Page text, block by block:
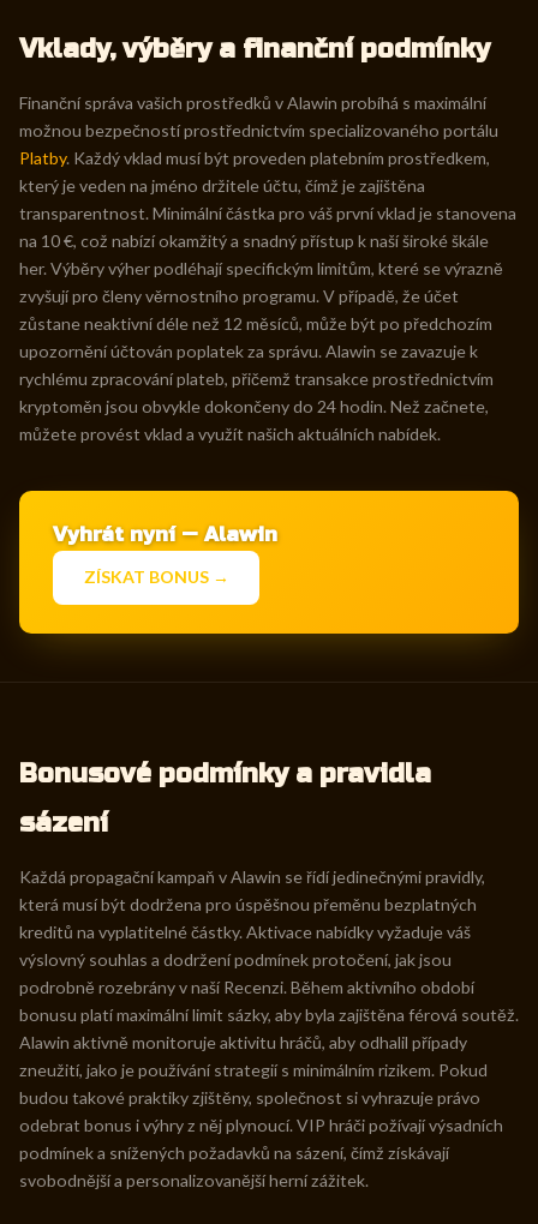
Vklady, výběry a finanční podmínky
Finanční správa vašich prostředků v Alawin probíhá s maximální
možnou bezpečností prostřednictvím specializovaného portálu
Platby. Každý vklad musí být proveden platebním prostředkem,
který je veden na jméno držitele účtu, čímž je zajištěna
transparentnost. Minimální částka pro váš první vklad je stanovena
na 10 €, což nabízí okamžitý a snadný přístup k naší široké škále
her. Výběry výher podléhají specifickým limitům, které se výrazně
zvyšují pro členy věrnostního programu. V případě, že účet
zůstane neaktivní déle než 12 měsíců, může být po předchozím
upozornění účtován poplatek za správu. Alawin se zavazuje k
rychlému zpracování plateb, přičemž transakce prostřednictvím
kryptoměn jsou obvykle dokončeny do 24 hodin. Než začnete,
můžete provést vklad a využít našich aktuálních nabídek.
Vyhrát nyní — Alawin
ZÍSKAT BONUS →
Bonusové podmínky a pravidla
sázení
Každá propagační kampaň v Alawin se řídí jedinečnými pravidly,
která musí být dodržena pro úspěšnou přeměnu bezplatných
kreditů na vyplatitelné částky. Aktivace nabídky vyžaduje váš
výslovný souhlas a dodržení podmínek protočení, jak jsou
podrobně rozebrány v naší Recenzi. Během aktivního období
bonusu platí maximální limit sázky, aby byla zajištěna férová soutěž.
Alawin aktivně monitoruje aktivitu hráčů, aby odhalil případy
zneužití, jako je používání strategií s minimálním rizikem. Pokud
budou takové praktiky zjištěny, společnost si vyhrazuje právo
odebrat bonus i výhry z něj plynoucí. VIP hráči požívají výsadních
podmínek a snížených požadavků na sázení, čímž získávají
svobodnější a personalizovanější herní zážitek.